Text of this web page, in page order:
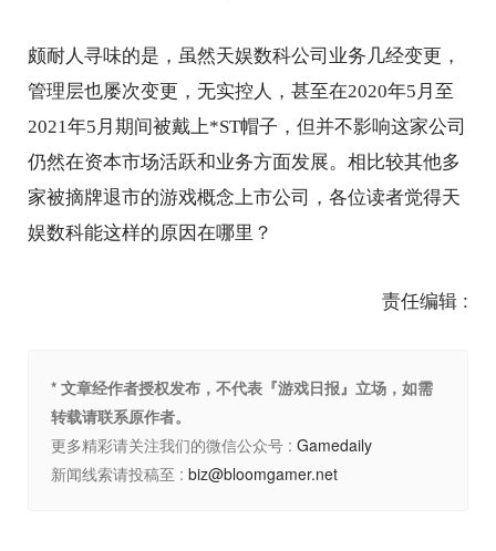
颇耐人寻味的是，虽然天娱数科公司业务几经变更，
管理层也屡次变更，无实控人，甚至在2020年5月至
2021年5月期间被戴上*ST帽子，但并不影响这家公司
仍然在资本市场活跃和业务方面发展。相比较其他多
家被摘牌退市的游戏概念上市公司，各位读者觉得天
娱数科能这样的原因在哪里？
责任编辑 :
* 文章经作者授权发布，不代表『游戏日报』立场，如需
转载请联系原作者。
更多精彩请关注我们的微信公众号 : Gamedaily
新闻线索请投稿至 : biz@bloomgamer.net